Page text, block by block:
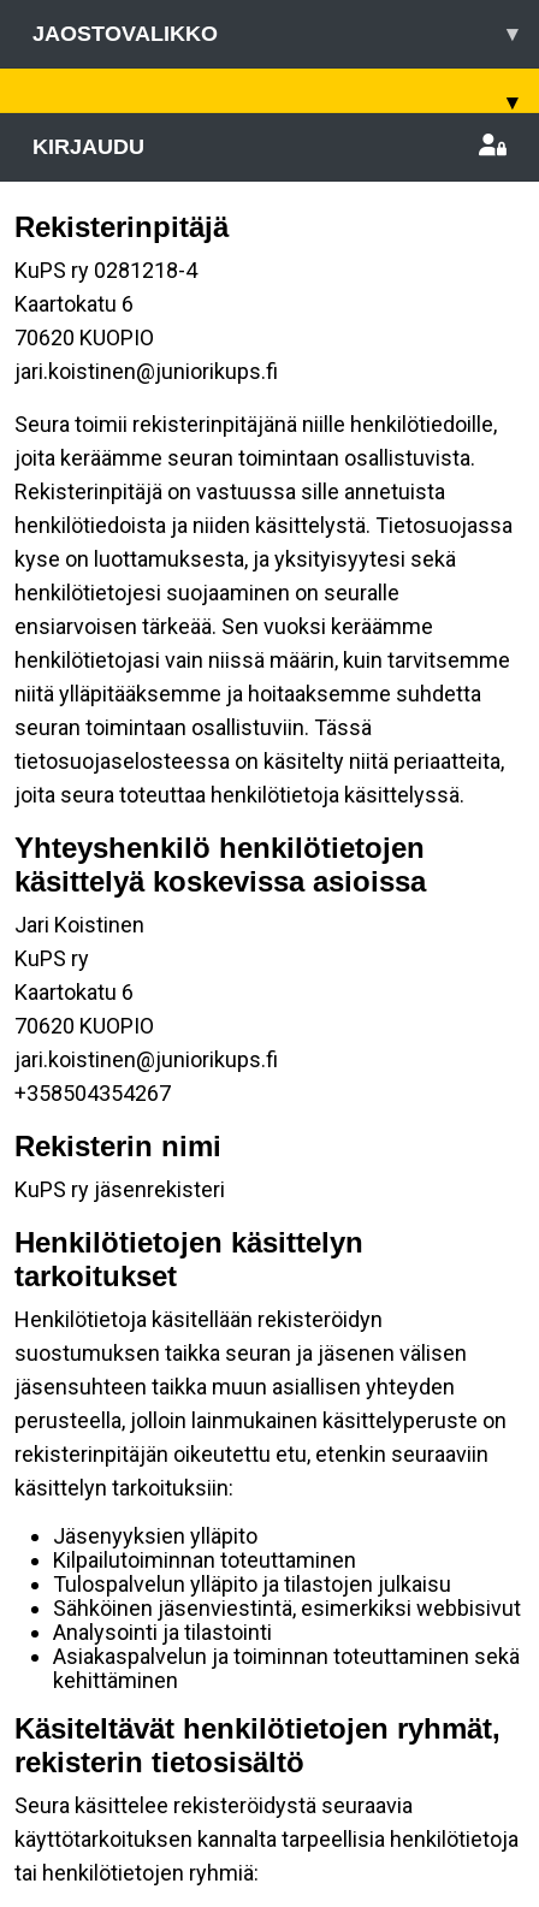
JAOSTOVALIKKO ▾
▾
KIRJAUDU
Rekisterinpitäjä
KuPS ry 0281218-4
Kaartokatu 6
70620 KUOPIO
jari.koistinen@juniorikups.fi
Seura toimii rekisterinpitäjänä niille henkilötiedoille,
joita keräämme seuran toimintaan osallistuvista.
Rekisterinpitäjä on vastuussa sille annetuista
henkilötiedoista ja niiden käsittelystä. Tietosuojassa
kyse on luottamuksesta, ja yksityisyytesi sekä
henkilötietojesi suojaaminen on seuralle
ensiarvoisen tärkeää. Sen vuoksi keräämme
henkilötietojasi vain niissä määrin, kuin tarvitsemme
niitä ylläpitääksemme ja hoitaaksemme suhdetta
seuran toimintaan osallistuviin. Tässä
tietosuojaselosteessa on käsitelty niitä periaatteita,
joita seura toteuttaa henkilötietoja käsittelyssä.
Yhteyshenkilö henkilötietojen
käsittelyä koskevissa asioissa
Jari Koistinen
KuPS ry
Kaartokatu 6
70620 KUOPIO
jari.koistinen@juniorikups.fi
+358504354267
Rekisterin nimi
KuPS ry jäsenrekisteri
Henkilötietojen käsittelyn
tarkoitukset
Henkilötietoja käsitellään rekisteröidyn
suostumuksen taikka seuran ja jäsenen välisen
jäsensuhteen taikka muun asiallisen yhteyden
perusteella, jolloin lainmukainen käsittelyperuste on
rekisterinpitäjän oikeutettu etu, etenkin seuraaviin
käsittelyn tarkoituksiin:
Jäsenyyksien ylläpito
Kilpailutoiminnan toteuttaminen
Tulospalvelun ylläpito ja tilastojen julkaisu
Sähköinen jäsenviestintä, esimerkiksi webbisivut
Analysointi ja tilastointi
Asiakaspalvelun ja toiminnan toteuttaminen sekä
kehittäminen
Käsiteltävät henkilötietojen ryhmät,
rekisterin tietosisältö
Seura käsittelee rekisteröidystä seuraavia
käyttötarkoituksen kannalta tarpeellisia henkilötietoja
tai henkilötietojen ryhmiä: